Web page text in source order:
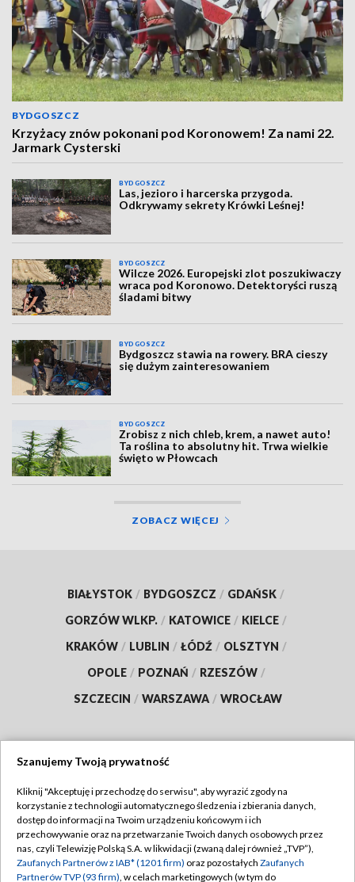
BYDGOSZCZ
Krzyżacy znów pokonani pod Koronowem! Za nami 22.
Jarmark Cysterski
BYDGOSZCZ
Las, jezioro i harcerska przygoda.
Odkrywamy sekrety Krówki Leśnej!
BYDGOSZCZ
Wilcze 2026. Europejski zlot poszukiwaczy
wraca pod Koronowo. Detektoryści ruszą
śladami bitwy
BYDGOSZCZ
Bydgoszcz stawia na rowery. BRA cieszy
się dużym zainteresowaniem
BYDGOSZCZ
Zrobisz z nich chleb, krem, a nawet auto!
Ta roślina to absolutny hit. Trwa wielkie
święto w Płowcach
ZOBACZ WIĘCEJ
BIAŁYSTOK / BYDGOSZCZ / GDAŃSK /
GORZÓW WLKP. / KATOWICE / KIELCE /
KRAKÓW / LUBLIN / ŁÓDŹ / OLSZTYN /
OPOLE / POZNAŃ / RZESZÓW /
SZCZECIN / WARSZAWA / WROCŁAW
TVP
Abonament TVP
Emisja w TVP
Regulamin TVP
Polityka prywatności
Szanujemy Twoją prywatność
Kliknij "Akceptuję i przechodzę do serwisu", aby wyrazić zgody na
korzystanie z technologii automatycznego śledzenia i zbierania danych,
dostęp do informacji na Twoim urządzeniu końcowym i ich
przechowywanie oraz na przetwarzanie Twoich danych osobowych przez
nas, czyli Telewizję Polską S.A. w likwidacji (zwaną dalej również „TVP”),
Zaufanych Partnerów z IAB* (1201 firm) oraz pozostałych Zaufanych
Partnerów TVP (93 firm), w celach marketingowych (w tym do